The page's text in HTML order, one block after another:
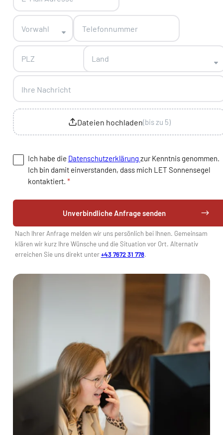
Vorwahl
Land
Dateien hochladen(bis zu 5)
Ich habe die Datenschutzerklärung zur Kenntnis genommen.
Ich bin damit einverstanden, dass mich LET Sonnensegel
kontaktiert. *
Unverbindliche Anfrage senden
Nach Ihrer Anfrage melden wir uns persönlich bei Ihnen. Gemeinsam
klären wir kurz Ihre Wünsche und die Situation vor Ort. Alternativ
erreichen Sie uns direkt unter+43 7672 31 778.